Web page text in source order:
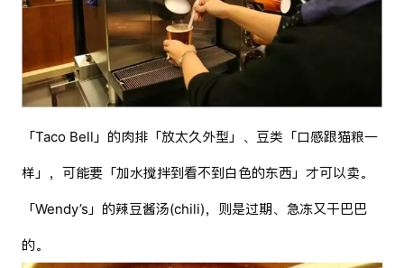
「Taco Bell」的肉排「放太久外型」、豆类「口感跟猫粮一
样」，可能要「加水搅拌到看不到白色的东西」才可以卖。
「Wendy’s」的辣豆酱汤(chili)，则是过期、急冻又干巴巴
的。